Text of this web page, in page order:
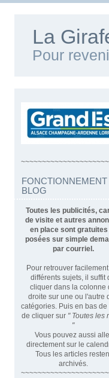
La
Pour
FONCTIONNEMENT
BLOG
Toutes les publicités,
de visite et autres
en place sont gratuites
posées sur simple
par courriel.
Pour retrouver
différents sujets, il suffit
cliquer dans la colonne
droite sur une ou l'autre
catégories. Puis en bas de
de cliquer sur " Toutes les
"
Vous pouvez aussi
directement sur le
Tous les articles
archivés.